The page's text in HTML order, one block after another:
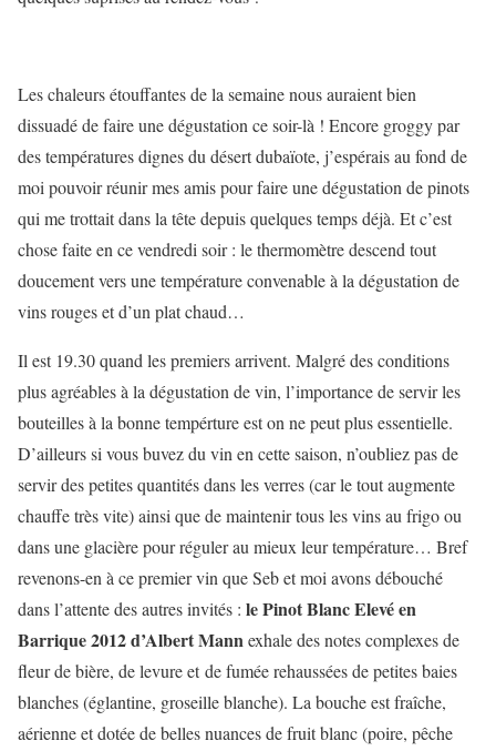
Les chaleurs étouffantes de la semaine nous auraient bien
dissuadé de faire une dégustation ce soir-là ! Encore groggy par
des températures dignes du désert dubaïote, j’espérais au fond de
moi pouvoir réunir mes amis pour faire une dégustation de pinots
qui me trottait dans la tête depuis quelques temps déjà. Et c’est
chose faite en ce vendredi soir : le thermomètre descend tout
doucement vers une température convenable à la dégustation de
vins rouges et d’un plat chaud…
Il est 19.30 quand les premiers arrivent. Malgré des conditions
plus agréables à la dégustation de vin, l’importance de servir les
bouteilles à la bonne tempérture est on ne peut plus essentielle.
D’ailleurs si vous buvez du vin en cette saison, n’oubliez pas de
servir des petites quantités dans les verres (car le tout augmente
chauffe très vite) ainsi que de maintenir tous les vins au frigo ou
dans une glacière pour réguler au mieux leur température… Bref
revenons-en à ce premier vin que Seb et moi avons débouché
dans l’attente des autres invités : le Pinot Blanc Elevé en
Barrique 2012 d’Albert Mannexhale des notes complexes de
fleur de bière, de levure et de fumée rehaussées de petites baies
blanches (églantine, groseille blanche). La bouche est fraîche,
aérienne et dotée de belles nuances de fruit blanc (poire, pêche